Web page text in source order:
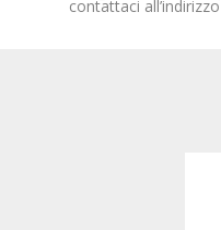
contattaci all’indirizzo